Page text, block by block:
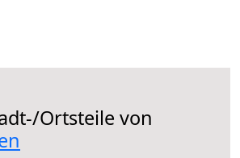
Ortsteile von